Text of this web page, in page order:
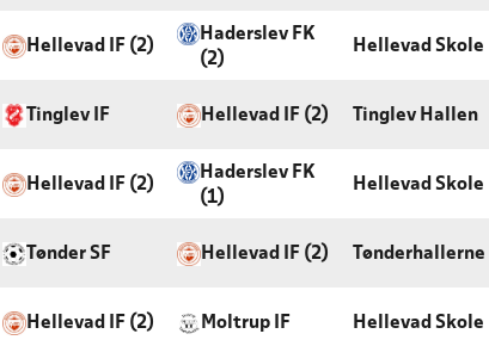
Hellevad IF (2)
Haderslev FK
(2)
Hellevad Skole
Tinglev IF Hellevad IF (2) Tinglev Hallen
Hellevad IF (2)
Haderslev FK
(1)
Hellevad Skole
Tønder SF Hellevad IF (2) Tønderhallerne
Hellevad IF (2) Moltrup IF Hellevad Skole